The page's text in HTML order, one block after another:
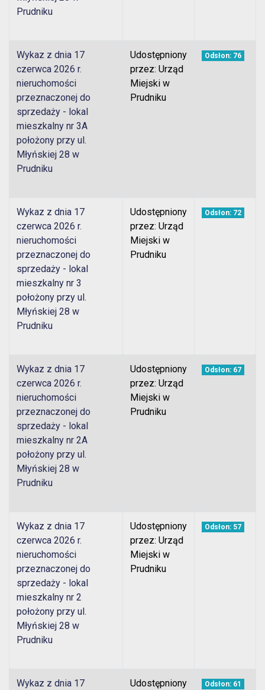
Prudniku
Wykaz z dnia 17
czerwca 2026 r.
nieruchomości
przeznaczonej do
sprzedaży - lokal
mieszkalny nr 3A
położony przy ul.
Młyńskiej 28 w
Prudniku
Udostępniony
przez: Urząd
Miejski w
Prudniku
Odsłon: 76
Wykaz z dnia 17
czerwca 2026 r.
nieruchomości
przeznaczonej do
sprzedaży - lokal
mieszkalny nr 3
położony przy ul.
Młyńskiej 28 w
Prudniku
Udostępniony
przez: Urząd
Miejski w
Prudniku
Odsłon: 72
Wykaz z dnia 17
czerwca 2026 r.
nieruchomości
przeznaczonej do
sprzedaży - lokal
mieszkalny nr 2A
położony przy ul.
Młyńskiej 28 w
Prudniku
Udostępniony
przez: Urząd
Miejski w
Prudniku
Odsłon: 67
Wykaz z dnia 17
czerwca 2026 r.
nieruchomości
przeznaczonej do
sprzedaży - lokal
mieszkalny nr 2
położony przy ul.
Młyńskiej 28 w
Prudniku
Udostępniony
przez: Urząd
Miejski w
Prudniku
Odsłon: 57
Wykaz z dnia 17
Udostępniony
Odsłon: 61